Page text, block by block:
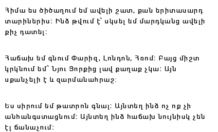
Հիմա ես ծիծաղում եմ ավելի շատ, քան երիտասարդ
տարիներիս։ Ինձ թվում է՝ սկսել եմ մարդկանց ավելի
քիչ դատել։
Հաճախ եմ գնում Փարիզ, Լոնդոն, Հռոմ։ Բայց միշտ
կրկնում եմ՝ Նյու Յորքից լավ քաղաք չկա։ Այն
սքանչելի է և զարմանահրաշ:
Ես սիրում եմ թատրոն գնալ։ Այնտեղ ինձ ոչ ոք չի
անհանգստացնում։ Այնտեղ ինձ հաճախ նույնիսկ չեն
էլ ճանաչում։